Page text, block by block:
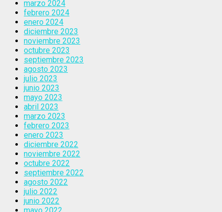
marzo 2024
febrero 2024
enero 2024
diciembre 2023
noviembre 2023
octubre 2023
septiembre 2023
agosto 2023
julio 2023
junio 2023
mayo 2023
abril 2023
marzo 2023
febrero 2023
enero 2023
diciembre 2022
noviembre 2022
octubre 2022
septiembre 2022
agosto 2022
julio 2022
junio 2022